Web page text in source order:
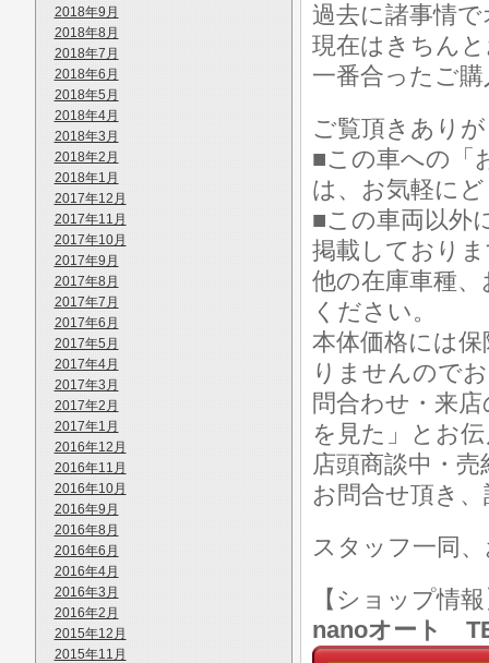
2018年9月
2018年8月
2018年7月
2018年6月
2018年5月
2018年4月
2018年3月
2018年2月
2018年1月
2017年12月
2017年11月
2017年10月
2017年9月
2017年8月
2017年7月
2017年6月
2017年5月
2017年4月
2017年3月
2017年2月
2017年1月
2016年12月
2016年11月
2016年10月
2016年9月
2016年8月
2016年6月
2016年4月
2016年3月
2016年2月
2015年12月
2015年11月
過去に諸事情
現在はきちん
一番合ったご
ご覧頂きあり
■この車への「
は、お気軽に
■この車両以外
掲載しており
他の在庫車種
ください。
本体価格には
りませんので
問合わせ・来
を見た」とお
店頭商談中・
お問合せ頂き
スタッフ一同
【ショップ情
nanoオート